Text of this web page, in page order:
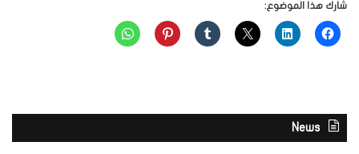
شارك هذا الموضوع:
News